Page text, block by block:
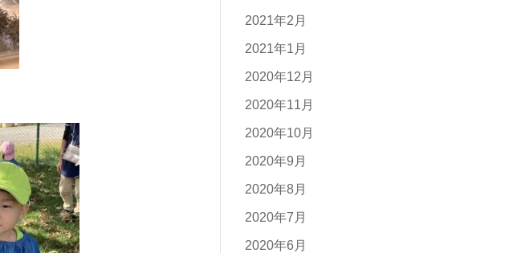
2021年2月
2021年1月
2020年12月
2020年11月
2020年10月
2020年9月
2020年8月
2020年7月
2020年6月